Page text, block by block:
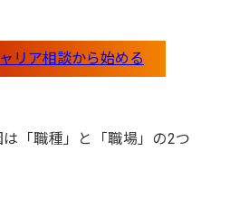
「職種」と「職場」の2つ